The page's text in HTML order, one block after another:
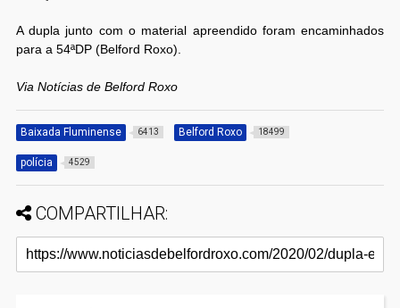
A dupla junto com o material apreendido foram encaminhados
para a 54ªDP (Belford Roxo).
Via Notícias de Belford Roxo
Baixada Fluminense 6413 Belford Roxo 18499
polícia 4529
COMPARTILHAR: